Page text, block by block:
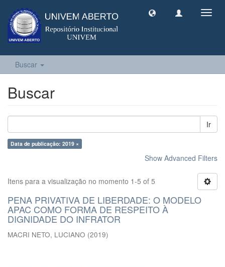
Buscar
Buscar
Ir
Data de publicação: 2019 ×
Show Advanced Filters
Itens para a visualização no momento 1-5 of 5
PENA PRIVATIVA DE LIBERDADE: O MODELO
APAC COMO FORMA DE RESPEITO À
DIGNIDADE DO INFRATOR
MACRI NETO, LUCIANO (2019)